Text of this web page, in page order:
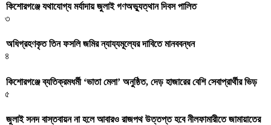
কিশোরগঞ্জে যথাযোগ্য মর্যাদায় জুলাই গণঅভ্যুত্থান দিবস পালিত
৩
অধিগ্রহণকৃত তিন ফসলি জমির ন্যায্যমূল্যের দাবিতে মানববন্ধন
৪
কিশোরগঞ্জে ব্যতিক্রমধর্মী ‘ভাতা মেলা’ অনুষ্ঠিত, দেড় হাজারের বেশি সেবাপ্রার্থীর ভিড়
৫
জুলাই সনদ বাস্তবায়ন না হলে আবারও রাজপথ উত্তপ্ত হবে নীলফামারীতে জামায়াতের